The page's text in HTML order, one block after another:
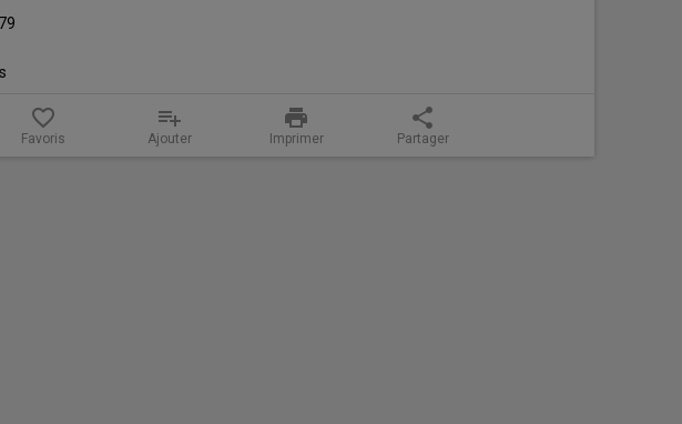
favorite_border
Favoris
playlist_add
Ajouter
print
Imprimer
share
Partager